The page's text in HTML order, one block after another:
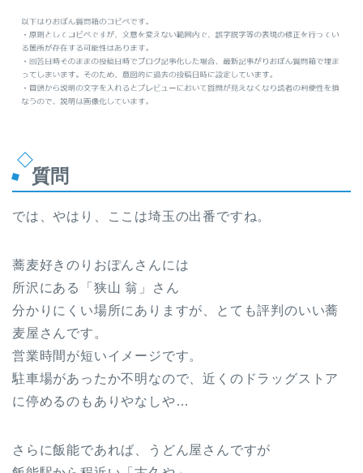
質問
では、やはり、ここは埼玉の出番ですね。
蕎麦好きのりおぽんさんには
所沢にある「狭山 翁」さん
分かりにくい場所にありますが、とても評判のいい蕎
麦屋さんです。
営業時間が短いイメージです。
駐車場があったか不明なので、近くのドラッグストア
に停めるのもありやなしや…
さらに飯能であれば、うどん屋さんですが